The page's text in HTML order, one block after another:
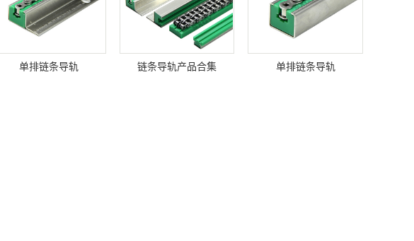
单排链条导轨 链条导轨产品合集 单排链条导轨